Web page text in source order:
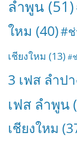
ลำพูน (51)
ใหม (40)#
เชียงใหม (13) #
3 เฟส ลำป
เฟส ลำพูน
เชียงใหม